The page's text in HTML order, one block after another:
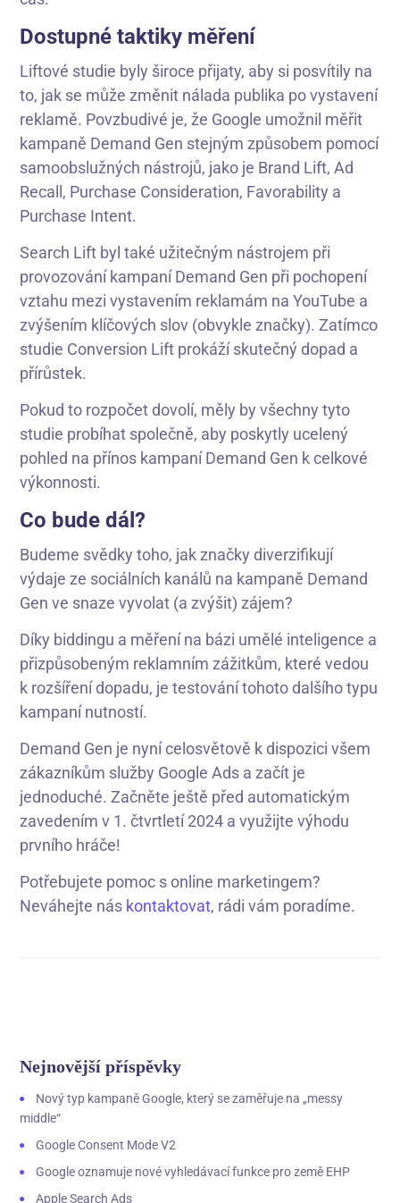
Dostupné taktiky měření
Liftové studie byly široce přijaty, aby si posvítily na
to, jak se může změnit nálada publika po vystavení
reklamě. Povzbudivé je, že Google umožnil měřit
kampaně Demand Gen stejným způsobem pomocí
samoobslužných nástrojů, jako je Brand Lift, Ad
Recall, Purchase Consideration, Favorability a
Purchase Intent.
Search Lift byl také užitečným nástrojem při
provozování kampaní Demand Gen při pochopení
vztahu mezi vystavením reklamám na YouTube a
zvýšením klíčových slov (obvykle značky). Zatímco
studie Conversion Lift prokáží skutečný dopad a
přírůstek.
Pokud to rozpočet dovolí, měly by všechny tyto
studie probíhat společně, aby poskytly ucelený
pohled na přínos kampaní Demand Gen k celkové
výkonnosti.
Co bude dál?
Budeme svědky toho, jak značky diverzifikují
výdaje ze sociálních kanálů na kampaně Demand
Gen ve snaze vyvolat (a zvýšit) zájem?
Díky biddingu a měření na bázi umělé inteligence a
přizpůsobeným reklamním zážitkům, které vedou
k rozšíření dopadu, je testování tohoto dalšího typu
kampaní nutností.
Demand Gen je nyní celosvětově k dispozici všem
zákazníkům služby Google Ads a začít je
jednoduché. Začněte ještě před automatickým
zavedením v 1. čtvrtletí 2024 a využijte výhodu
prvního hráče!
Potřebujete pomoc s online marketingem?
Neváhejte nás kontaktovat, rádi vám poradíme.
Nejnovější příspěvky
Nový typ kampaně Google, který se zaměřuje na „messy
middle“
Google Consent Mode V2
Google oznamuje nové vyhledávací funkce pro země EHP
Apple Search Ads